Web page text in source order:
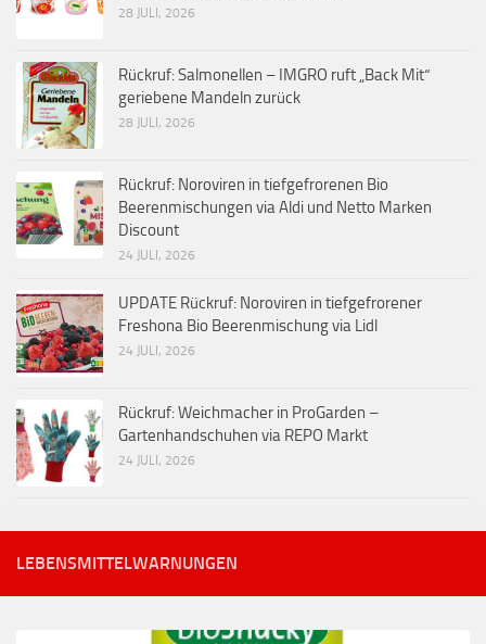
28 JULI, 2026
Rückruf: Salmonellen – IMGRO ruft „Back Mit“
geriebene Mandeln zurück
28 JULI, 2026
Rückruf: Noroviren in tiefgefrorenen Bio
Beerenmischungen via Aldi und Netto Marken
Discount
24 JULI, 2026
UPDATE Rückruf: Noroviren in tiefgefrorener
Freshona Bio Beerenmischung via Lidl
24 JULI, 2026
Rückruf: Weichmacher in ProGarden –
Gartenhandschuhen via REPO Markt
24 JULI, 2026
LEBENSMITTELWARNUNGEN